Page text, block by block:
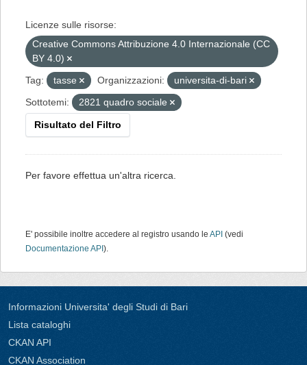
Licenze sulle risorse:
Creative Commons Attribuzione 4.0 Internazionale (CC
BY 4.0)
Tag:
tasse Organizzazioni:
universita-di-bari
Sottotemi:
2821 quadro sociale
Risultato del Filtro
Per favore effettua un'altra ricerca.
E' possibile inoltre accedere al registro usando le API (vedi
Documentazione API ).
Informazioni Universita' degli Studi di Bari
Lista cataloghi
CKAN API
CKAN Association